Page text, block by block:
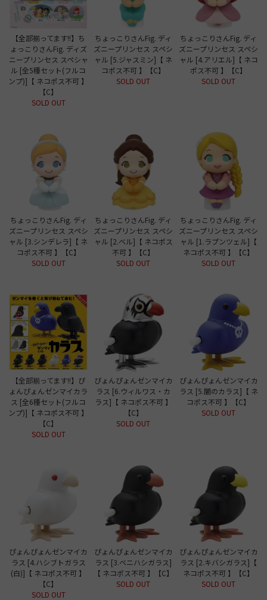
【全部揃ってます!!】ち
ょっこりさんFig. ディズ
ニープリンセス スペシャ
ル [全5種セット(フルコ
ンプ)]【 ネコポス不可 】
【C】
SOLD OUT
ちょっこりさんFig. ディ
ズニープリンセス スペシ
ャル [5.ジャスミン]【 ネ
コポス不可 】【C】
SOLD OUT
ちょっこりさんFig. ディ
ズニープリンセス スペシ
ャル [4.アリエル]【 ネコ
ポス不可 】【C】
SOLD OUT
ちょっこりさんFig. ディ
ズニープリンセス スペシ
ャル [3.シンデレラ]【 ネ
コポス不可 】【C】
SOLD OUT
ちょっこりさんFig. ディ
ズニープリンセス スペシ
ャル [2.ベル]【 ネコポス
不可 】【C】
SOLD OUT
ちょっこりさんFig. ディ
ズニープリンセス スペシ
ャル [1.ラプンツェル]【
ネコポス不可 】【C】
SOLD OUT
【全部揃ってます!!】ぴ
ょんぴょんゼンマイカラ
ス [全6種セット(フルコ
ンプ)]【 ネコポス不可 】
【C】
SOLD OUT
ぴょんぴょんゼンマイカ
ラス [6.ウィルワス・カ
ラス]【 ネコポス不可 】
【C】
SOLD OUT
ぴょんぴょんゼンマイカ
ラス [5.闇のカラス]【 ネ
コポス不可 】【C】
SOLD OUT
ぴょんぴょんゼンマイカ
ラス [4.ハシブトガラス
(白)]【 ネコポス不可 】
【C】
SOLD OUT
ぴょんぴょんゼンマイカ
ラス [3.ベニハシガラス]
【 ネコポス不可 】【C】
SOLD OUT
ぴょんぴょんゼンマイカ
ラス [2.キバシガラス]【
ネコポス不可 】【C】
SOLD OUT